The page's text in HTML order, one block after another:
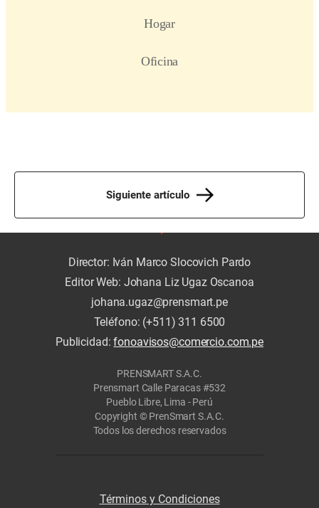
Siguiente artículo
Director: Iván Marco Slocovich Pardo
Editor Web: Johana Liz Ugaz Oscanoa
johana.ugaz@prensmart.pe
Teléfono: (+511) 311 6500
Publicidad:fonoavisos@comercio.com.pe
PRENSMART S.A.C.
Prensmart Calle Paracas #532
Pueblo Libre, Lima - Perú
Copyright © PrenSmart S.A.C.
Todos los derechos reservados
Términos y Condiciones